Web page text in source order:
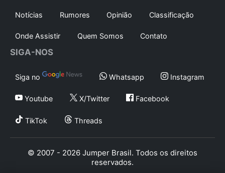
Notícias Rumores Opinião Classificação
Onde Assistir Quem Somos Contato
SIGA-NOS
Siga no Whatsapp Instagram
Youtube X/Twitter Facebook
TikTok Threads
© 2007 - 2026 Jumper Brasil. Todos os direitos
reservados.